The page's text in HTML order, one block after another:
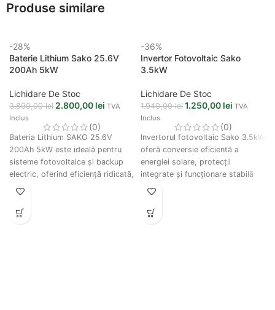
Produse similare
-28%
Baterie Lithium Sako 25.6V
200Ah 5kW
Lichidare De Stoc
3.890,00lei 2.800,00 lei TVA
Inclus
(0)
Bateria Lithium SAKO 25.6V
200Ah 5kW este ideală pentru
sisteme fotovoltaice și backup
electric, oferind eficiență ridicată,
durată mare de viață și protecție
-36%
Invertor Fotovoltaic Sako
3.5kW
Lichidare De Stoc
1.940,00lei 1.250,00 lei TVA
Inclus
(0)
Invertorul fotovoltaic Sako 3.5kW
oferă conversie eficientă a
energiei solare, protecții
integrate și funcționare stabilă
pentru sisteme fotovoltaice